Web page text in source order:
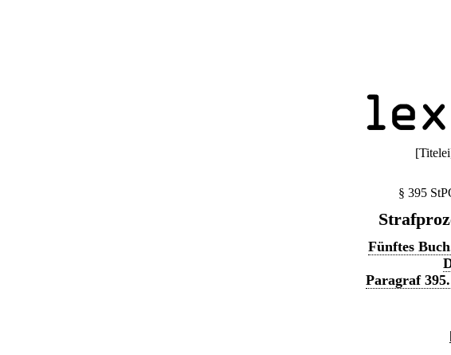
[Titelei
§ 395
Fünftes
Paragraf